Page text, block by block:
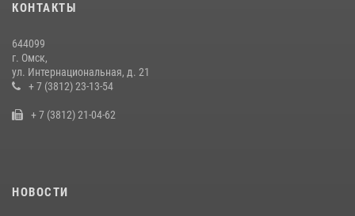
Руси в Омске
Росгвардия подвела итоги добровольной сдачи оружия в Омской
области
КОНТАКТЫ
644099
г. Омск,
ул. Интернациональная, д. 21
+ 7 (3812) 23-13-54
+ 7 (3812) 21-04-62
НОВОСТИ